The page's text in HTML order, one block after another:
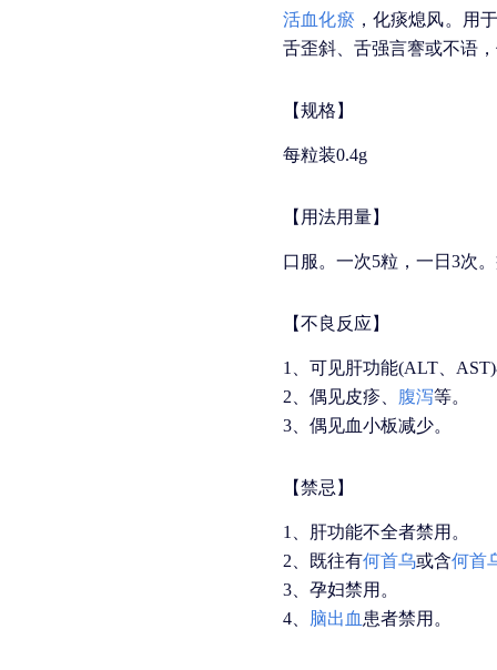
活血化瘀 ，化痰熄风。用
舌歪斜、舌强言謇或不语
【规格】
每粒装0.4g
【用法用量】
口服。一次5粒，一日3次
【不良反应】
1、可见肝功能(ALT、
2、偶见皮疹、 腹泻等。
3、偶见血小板减少。
【禁忌】
1、肝功能不全者禁用。
2、既往有何首乌或含何首
3、孕妇禁用。
4、 脑出血 患者禁用。